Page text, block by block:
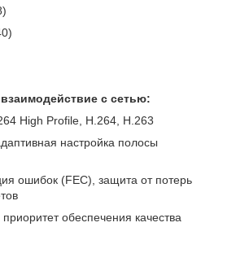
с сетью:
High Profile, H.264, H.263
настройка полосы
ошибок (FEC), защита от потерь
обеспечения качества